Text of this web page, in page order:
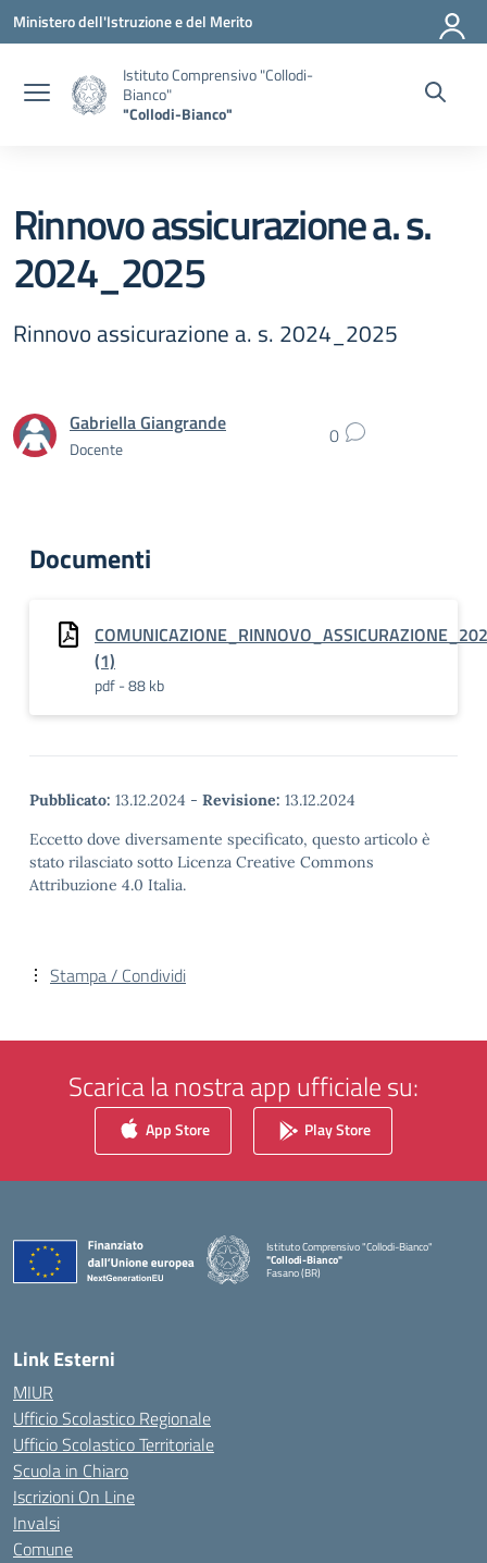
Vai ai contenuti
Vai al menu di navigazione
Vai al footer
Ministero dell'Istruzione e del Merito
Istituto Comprensivo "Collodi-
Bianco"
"Collodi-Bianco"
Rinnovo assicurazione a. s.
2024_2025
Rinnovo assicurazione a. s. 2024_2025
Gabriella Giangrande
Docente 0
Documenti
(1)
pdf - 88 kb
Pubblicato: 13.12.2024 - Revisione: 13.12.2024
Eccetto dove diversamente specificato, questo articolo è
stato rilasciato sotto Licenza Creative Commons
Attribuzione 4.0 Italia.
Stampa / Condividi
Scarica la nostra app ufficiale su:
App Store Play Store
Istituto Comprensivo "Collodi-Bianco"
"Collodi-Bianco"
Fasano (BR)
Link Esterni
MIUR
Ufficio Scolastico Regionale
Ufficio Scolastico Territoriale
Scuola in Chiaro
Iscrizioni On Line
Invalsi
Comune